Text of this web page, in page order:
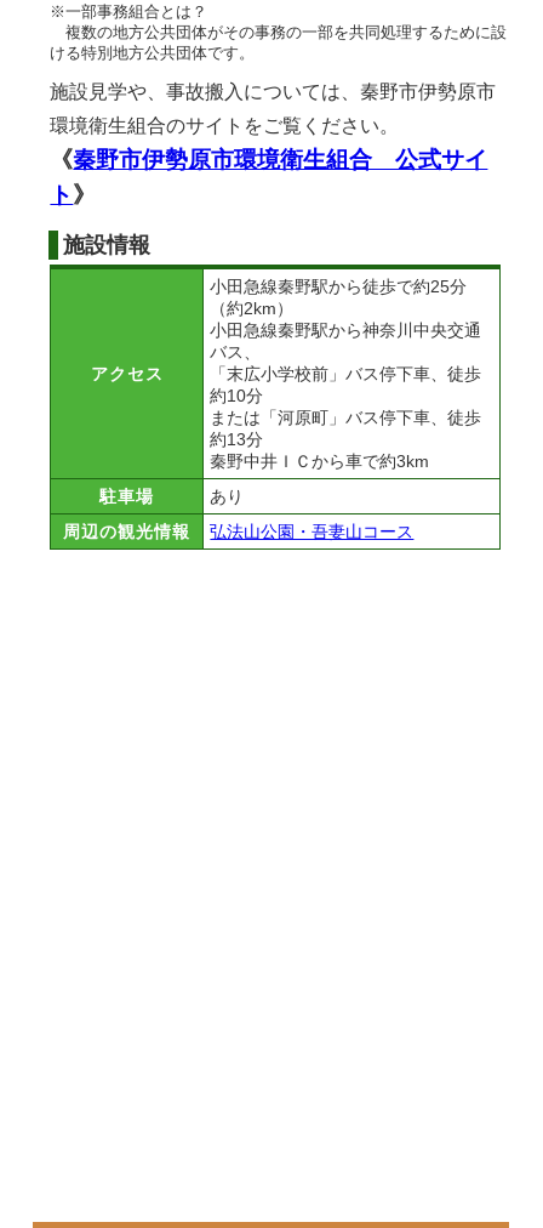
※一部事務組合とは？
複数の地方公共団体がその事務の一部を共同処理するために設
ける特別地方公共団体です。
施設見学や、事故搬入については、秦野市伊勢原市
環境衛生組合のサイトをご覧ください。
《秦野市伊勢原市環境衛生組合 公式サイ
ト》
施設情報
アクセス
小田急線秦野駅から徒歩で約25分
（約2km）
小田急線秦野駅から神奈川中央交通
バス、
「末広小学校前」バス停下車、徒歩
約10分
または「河原町」バス停下車、徒歩
約13分
秦野中井ＩＣから車で約3km
駐車場
あり
周辺の観光情報
弘法山公園・吾妻山コース